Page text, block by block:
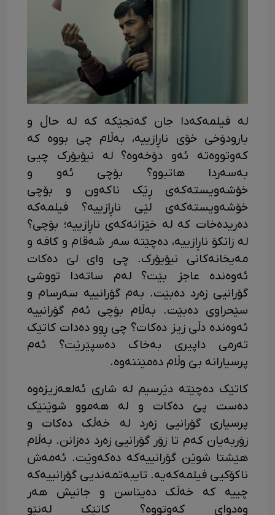
لە فیلمەکەدا جان گەنجێکە کە لە حاڵ و
بارودۆخی خۆی ناڕازییە، بەڵام چی بووە کە
کەوتووەتە ئەو دۆخەوە؟ لە نیۆیۆرک چیی
بەسەردا هاتبوو؟ بۆچی ئەو و
خۆشەویستەکەی ڕێک ناکەون و بۆچی
خۆشەویستەکەی لێی ناڕازییە؟ فیلمەکە
دەریدەخات کە لە خێزانەکەی ناڕازییە؛ بۆچی؟
لە زانکۆ ناڕازییە، دەچێتە سەر شەقام و کافە و
مەیخانەکانی نیۆیۆرک. چی وای لێ دەکات
ئەوەندە عاجز بێت؟ لەم ساتەدا تووشی
گۆرانیی زەرد دەبێت. بەم گۆرانییە سەرسام و
سێحراوی دەبێت. بەڵام بۆچی ئەم گۆرانییە
ئەوەندە دڵی زیز دەکات؟ چی ڕوو دەدات کاتێک
تەرمی داپیری بەخاک دەسپێرێت؟ ئەم
پرسیارانە بێ وڵام دەمێننەوە.
کاتێک دەچێتە دێرسیم لە شاری ئەلعەزیزەوە
دەست پێ دەکات و لە هەموو شوێنێک
پرسیاری گۆرانیی زەرد لە خەڵک دەکات و
زۆربەیان کەم تا زۆر گۆرانیی زەرد دەزانن. بەڵام
هێشتا شوێن گۆرانییەکە دەکەوێت. ئەمەش
ناکۆکیی فیلمەکەیە. تایبەتمەندیی گۆرانییەکە
چییە کە خەڵک دەیناسن و جانیش هەر
وەدوای کەوتووە؟ کاتێک لەنێو